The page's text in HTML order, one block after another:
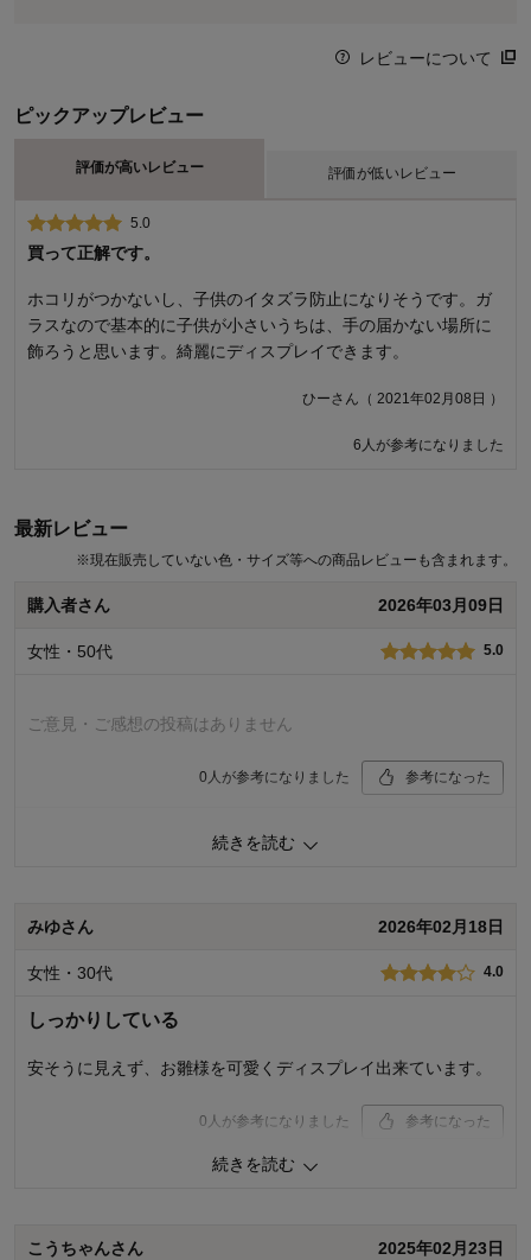
レビューについて
ピックアップレビュー
評価が高いレビュー 評価が低いレビュー
5.0
買って正解です。
ホコリがつかないし、子供のイタズラ防止になりそうです。ガ
ラスなので基本的に子供が小さいうちは、手の届かない場所に
飾ろうと思います。綺麗にディスプレイできます。
ひーさん（ 2021年02月08日 ）
6人が参考になりました
1.0
葉月さん（ 2016年03月23日 ）
ご満足いただけるセット内容ではなかったとのこと、誠に申し訳ござ
高い商品をお届けできるよう努力をしてまいります。貴重なご意見あ
17人が参考になりました
最新レビュー
※現在販売していない色・サイズ等への商品レビューも含まれます。
購入者さん 2026年03月09日
女性・50代 5.0
ご意見・ご感想の投稿はありません
0 人が参考になりました 参考になった
5.0
続きを読む
みゆさん 2026年02月18日
女性・30代 4.0
しっかりしている
安そうに見えず、お雛様を可愛くディスプレイ出来ています。
0 人が参考になりました 参考になった
お子さまの年齢：
続きを読む
こうちゃんさん 2025年02月23日